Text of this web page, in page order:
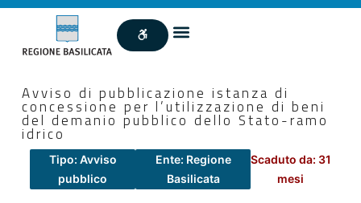
Avviso di pubblicazione istanza di
concessione per l’utilizzazione di beni
del demanio pubblico dello Stato-ramo
idrico
Tipo: Avviso
pubblico
Ente: Regione
Basilicata
Scaduto da: 31
mesi